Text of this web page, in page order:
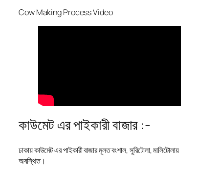
Cow Making Process Video
কাউমেট এর পাইকারী বাজার :-
ঢাকায় কাউমেট এর পাইকারী বাজার মূলত বংশাল, সুরিটোলা, মালিটোলায়
অবস্থিত।